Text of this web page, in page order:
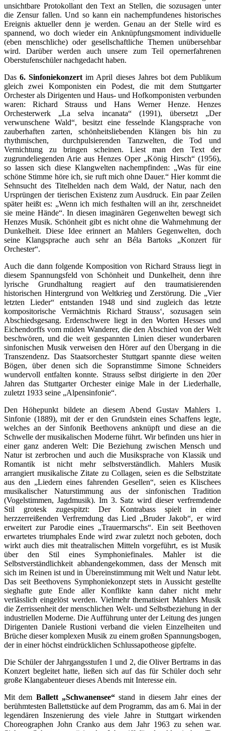
unsichtbare Protokollant den Text an Stellen, die sozusagen unter
die Zensur fallen. Und so kann ein nachempfundenes historisches
Ereignis aktueller denn je werden. Genau an der Stelle wird es
spannend, wo doch wieder ein Anknüpfungsmoment individuelle
(eben menschliche) oder gesellschaftliche Themen unübersehbar
wird. Darüber werden auch unsere zum Teil opernerfahrenen
Oberstufenschüler nachgedacht haben.
Das6. Sinfoniekonzert im April dieses Jahres bot dem Publikum
gleich zwei Komponisten ein Podest, die mit dem Stuttgarter
Orchester als Dirigenten und Haus- und Hofkomponisten verbunden
waren: Richard Strauss und Hans Werner Henze. Henzes
Orchesterwerk „La selva incanata“ (1991), übersetzt „Der
verwunschene Wald“, besitzt eine fesselnde Klangsprache von
zauberhaften zarten, schönheitsliebenden Klängen bis hin zu
rhythmischen, durchpulsierenden Tanzwelten, die Tod und
Vernichtung zu bringen scheinen. Liest man den Text der
zugrundeliegenden Arie aus Henzes Oper „König Hirsch“ (1956),
so lassen sich diese Klangwelten nachempfinden: „Was für eine
schöne Stimme höre ich, sie ruft mich ohne Dauer.“ Hier kommt die
Sehnsucht des Titelhelden nach dem Wald, der Natur, nach den
Ursprüngen der tierischen Existenz zum Ausdruck. Ein paar Zeilen
später heißt es: „Wenn ich mich festhalten will an ihr, zerschneidet
sie meine Hände“. In diesen imaginären Gegenwelten bewegt sich
Henzes Musik. Schönheit gibt es nicht ohne die Wahrnehmung der
Dunkelheit. Diese Idee erinnert an Mahlers Gegenwelten, doch
seine Klangsprache auch sehr an Béla Bartoks „Konzert für
Orchester“.
Auch die dann folgende Komposition von Richard Strauss liegt in
diesem Spannungsfeld von Schönheit und Dunkelheit, denn ihre
lyrische Grundhaltung reagiert auf den traumatisierenden
historischen Hintergrund von Weltkrieg und Zerstörung. Die „Vier
letzten Lieder“ entstanden 1948 und sind zugleich das letzte
kompositorische Vermächtnis Richard Strauss‘, sozusagen sein
Abschiedsgesang. Erdenschwere liegt in den Worten Hesses und
Eichendorffs vom müden Wanderer, die den Abschied von der Welt
beschwören, und die weit gespannten Linien dieser wunderbaren
sinfonischen Musik verweisen den Hörer auf den Übergang in die
Transzendenz. Das Staatsorchester Stuttgart spannte diese weiten
Bögen, über denen sich die Sopranstimme Simone Schneiders
wundervoll entfalten konnte. Strauss selbst dirigierte in den 20er
Jahren das Stuttgarter Orchester einige Male in der Liederhalle,
zuletzt 1933 seine „Alpensinfonie“.
Den Höhepunkt bildete an diesem Abend Gustav Mahlers 1.
Sinfonie (1889), mit der er den Grundstein eines Schaffens legte,
welches an der Sinfonik Beethovens anknüpft und diese an die
Schwelle der musikalischen Moderne führt. Wir befinden uns hier in
einer ganz anderen Welt: Die Beziehung zwischen Mensch und
Natur ist zerbrochen und auch die Musiksprache von Klassik und
Romantik ist nicht mehr selbstverständlich. Mahlers Musik
arrangiert musikalische Zitate zu Collagen, seien es die Selbstzitate
aus den „Liedern eines fahrenden Gesellen“, seien es Klischees
musikalischer Naturstimmung aus der sinfonischen Tradition
(Vogelstimmen, Jagdmusik). Im 3. Satz wird dieser verfremdende
Stil grotesk zugespitzt: Der Kontrabass spielt in einer
herzzerreißenden Verfremdung das Lied „Bruder Jakob“, er wird
erweitert zur Parodie eines „Trauermarschs“. Ein seit Beethoven
erwartetes triumphales Ende wird zwar zuletzt noch geboten, doch
wirkt auch dies mit theatralischen Mitteln vorgeführt, es ist Musik
über den Stil eines Symphoniefinales. Mahler ist die
Selbstverständlichkeit abhandengekommen, dass der Mensch mit
sich im Reinen ist und in Übereinstimmung mit Welt und Natur lebt.
Das seit Beethovens Symphoniekonzept stets in Aussicht gestellte
sieghafte gute Ende aller Konflikte kann daher nicht mehr
verlässlich eingelöst werden. Vielmehr thematisiert Mahlers Musik
die Zerrissenheit der menschlichen Welt- und Selbstbeziehung in der
industriellen Moderne. Die Aufführung unter der Leitung des jungen
Dirigenten Daniele Rustioni verband die vielen Einzelheiten und
Brüche dieser komplexen Musik zu einem großen Spannungsbogen,
der in einer höchst eindrücklichen Schlussapotheose gipfelte.
Die Schüler der Jahrgangsstufen 1 und 2, die Oliver Bertrams in das
Konzert begleitet hatte, ließen sich auf das für Schüler doch sehr
große Klangabenteuer dieses Abends mit Interesse ein.
Mit dem Ballett „Schwanensee“ stand in diesem Jahr eines der
berühmtesten Ballettstücke auf dem Programm, das am 6. Mai in der
legendären Inszenierung des viele Jahre in Stuttgart wirkenden
Choreographen John Cranko aus dem Jahr 1963 zu sehen war.